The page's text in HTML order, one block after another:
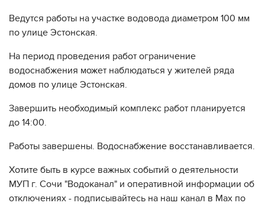
Ведутся работы на участке водовода диаметром 100 мм
по улице Эстонская.
На период проведения работ ограничение
водоснабжения может наблюдаться у жителей ряда
домов по улице Эстонская.
Завершить необходимый комплекс работ планируется
до 14:00.
Работы завершены. Водоснабжение восстанавливается.
Хотите быть в курсе важных событий о деятельности
МУП г. Сочи "Водоканал" и оперативной информации об
отключениях - подписывайтесь на наш канал в Max по